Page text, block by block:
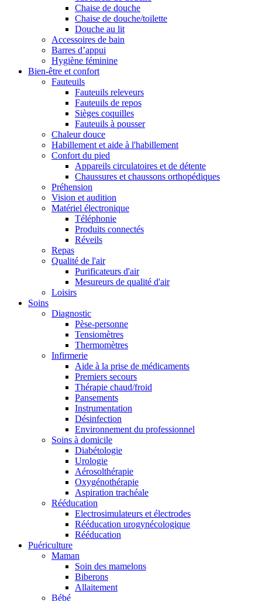
Chaise de douche
Chaise de douche/toilette
Douche au lit
Accessoires de bain
Barres d’appui
Hygiène féminine
Bien-être et confort
Fauteuils
Fauteuils releveurs
Fauteuils de repos
Sièges coquilles
Fauteuils à pousser
Chaleur douce
Habillement et aide à l'habillement
Confort du pied
Appareils circulatoires et de détente
Chaussures et chaussons orthopédiques
Préhension
Vision et audition
Matériel électronique
Téléphonie
Produits connectés
Réveils
Repas
Qualité de l'air
Purificateurs d'air
Mesureurs de qualité d'air
Loisirs
Soins
Diagnostic
Pèse-personne
Tensiomètres
Thermomètres
Infirmerie
Aide à la prise de médicaments
Premiers secours
Thérapie chaud/froid
Pansements
Instrumentation
Désinfection
Environnement du professionnel
Soins à domicile
Diabétologie
Urologie
Aérosolthérapie
Oxygénothérapie
Aspiration trachéale
Rééducation
Electrosimulateurs et électrodes
Rééducation urogynécologique
Rééducation
Puériculture
Maman
Soin des mamelons
Biberons
Allaitement
Bébé